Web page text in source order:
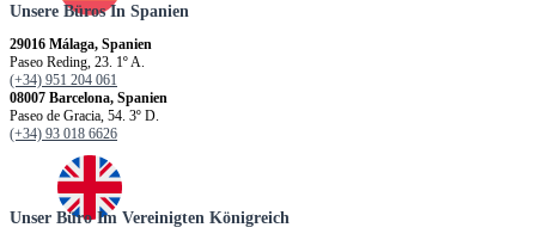
Unsere Büros In Spanien
29016 Málaga, Spanien
Paseo Reding, 23. 1º A.
(+34) 951 204 061
08007 Barcelona, Spanien
Paseo de Gracia, 54. 3º D.
(+34) 93 018 6626
Unser Büro Im Vereinigten Königreich